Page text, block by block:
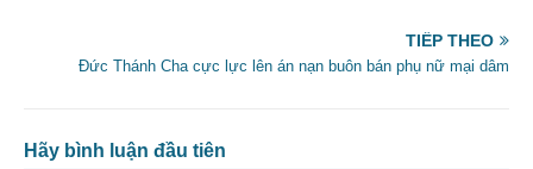
TIẾP THEO
Đức Thánh Cha cực lực lên án nạn buôn bán phụ nữ mại dâm
Hãy bình luận đầu tiên